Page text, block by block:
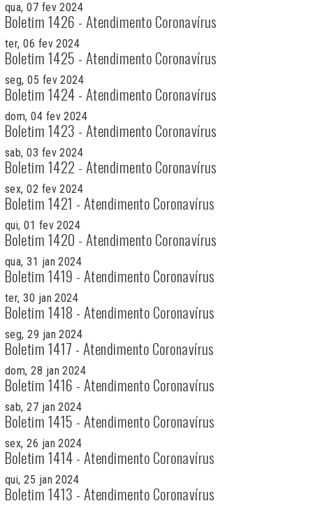
qua, 07 fev 2024
Boletim 1426 - Atendimento Coronavírus
ter, 06 fev 2024
Boletim 1425 - Atendimento Coronavírus
seg, 05 fev 2024
Boletim 1424 - Atendimento Coronavírus
dom, 04 fev 2024
Boletim 1423 - Atendimento Coronavírus
sab, 03 fev 2024
Boletim 1422 - Atendimento Coronavírus
sex, 02 fev 2024
Boletim 1421 - Atendimento Coronavírus
qui, 01 fev 2024
Boletim 1420 - Atendimento Coronavírus
qua, 31 jan 2024
Boletim 1419 - Atendimento Coronavírus
ter, 30 jan 2024
Boletim 1418 - Atendimento Coronavírus
seg, 29 jan 2024
Boletim 1417 - Atendimento Coronavírus
dom, 28 jan 2024
Boletim 1416 - Atendimento Coronavírus
sab, 27 jan 2024
Boletim 1415 - Atendimento Coronavírus
sex, 26 jan 2024
Boletim 1414 - Atendimento Coronavírus
qui, 25 jan 2024
Boletim 1413 - Atendimento Coronavírus